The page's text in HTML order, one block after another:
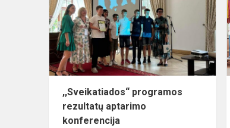
,,Sveikatiados“ programos
rezultatų aptarimo
konferencija